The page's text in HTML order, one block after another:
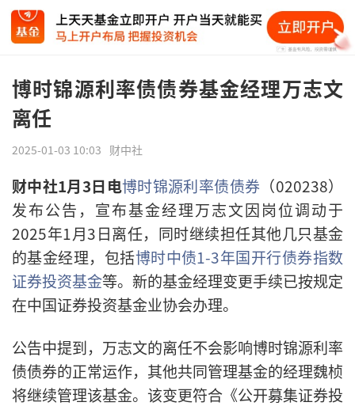
博时锦源利率债债券基金经理万志文
离任
2025-01-03 10:03 财中社
财中社1月3日电博时锦源利率债债券 （020238）
发布公告，宣布基金经理万志文因岗位调动于
2025年1月3日离任，同时继续担任其他几只基金
的基金经理，包括博时中债1-3年国开行债券指数
证券投资基金等。新的基金经理变更手续已按规定
在中国证券投资基金业协会办理。
公告中提到，万志文的离任不会影响博时锦源利率
债债券的正常运作，其他共同管理基金的经理魏桢
将继续管理该基金。该变更符合《公开募集证券投